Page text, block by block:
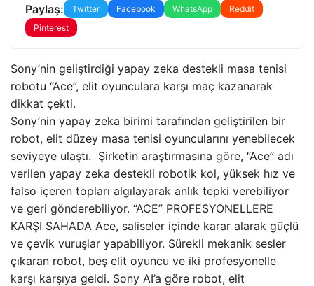
Paylaş: Twitter Facebook WhatsApp
Reddit
Pinterest
Sony’nin geliştirdiği yapay zeka destekli masa tenisi
robotu “Ace”, elit oyunculara karşı maç kazanarak
dikkat çekti.
Sony’nin yapay zeka birimi tarafından geliştirilen bir
robot, elit düzey masa tenisi oyuncularını yenebilecek
seviyeye ulaştı. Şirketin araştırmasına göre, “Ace” adı
verilen yapay zeka destekli robotik kol, yüksek hız ve
falso içeren topları algılayarak anlık tepki verebiliyor
ve geri gönderebiliyor. “ACE” PROFESYONELLERE
KARŞI SAHADA Ace, saliseler içinde karar alarak güçlü
ve çevik vuruşlar yapabiliyor. Sürekli mekanik sesler
çıkaran robot, beş elit oyuncu ve iki profesyonelle
karşı karşıya geldi. Sony AI’a göre robot, elit